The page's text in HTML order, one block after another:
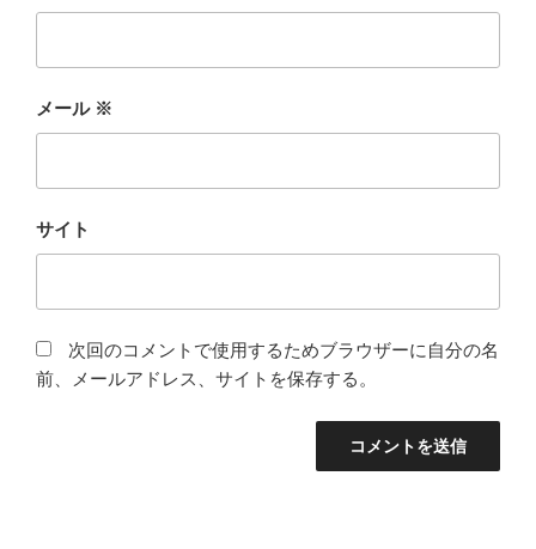
メール ※
サイト
次回のコメントで使用するためブラウザーに自分の名
前、メールアドレス、サイトを保存する。